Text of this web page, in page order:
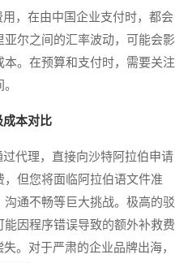
，在由中国企业支付时，都会
尔之间的汇率波动，可能会影
。在预算和支付时，需要关注
成本对比
代理，直接向沙特阿拉伯申请
但您将面临阿拉伯语文件准
通不畅等巨大挑战。极高的驳
能因程序错误导致的额外补救费
。对于严肃的企业品牌出海，